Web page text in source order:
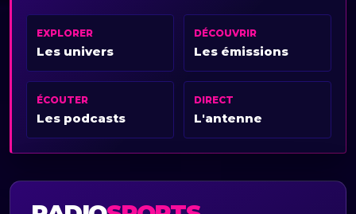
EXPLORER
Les univers
DÉCOUVRIR
Les émissions
ÉCOUTER
Les podcasts
DIRECT
L'antenne